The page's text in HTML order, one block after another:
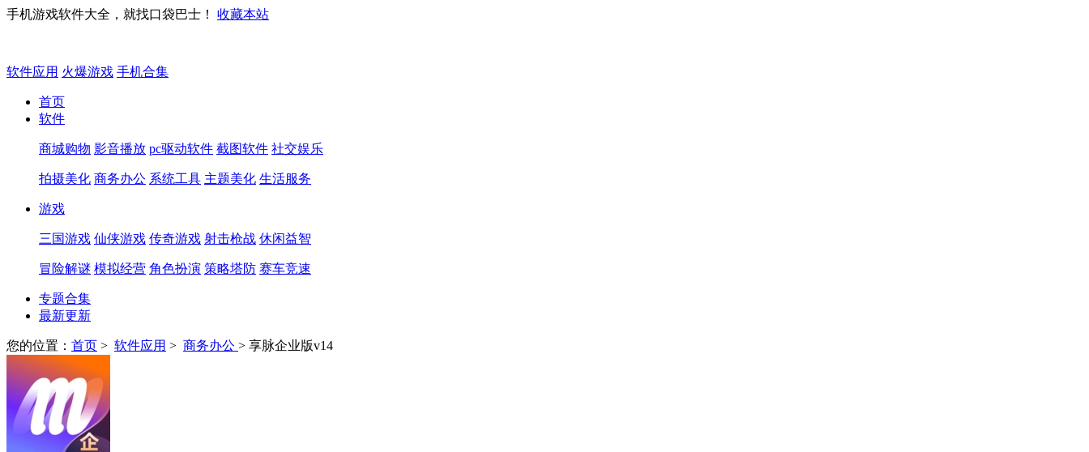
手机游戏软件大全，就找口袋巴士！ 收藏本站
软件应用 火爆游戏 手机合集
首页
软件
商城购物 影音播放 pc驱动软件 截图软件 社交娱乐
拍摄美化 商务办公 系统工具 主题美化 生活服务
游戏
三国游戏 仙侠游戏 传奇游戏 射击枪战 休闲益智
冒险解谜 模拟经营 角色扮演 策略塔防 赛车竞速
专题合集
最新更新
您的位置： 首页 > 软件应用 > 商务办公 > 享脉企业版v14